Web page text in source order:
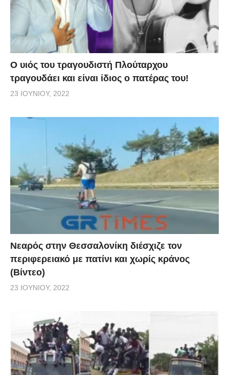
O υιός του τραγουδιστή Πλούταρχου
τραγουδάει και είναι ίδιος ο πατέρας του!
23 ΙΟΥΝΊΟΥ, 2022
Νεαρός στην Θεσσαλονίκη διέσχιζε τον
περιφερειακό με πατίνι και χωρίς κράνος
(Βίντεο)
23 ΙΟΥΝΊΟΥ, 2022